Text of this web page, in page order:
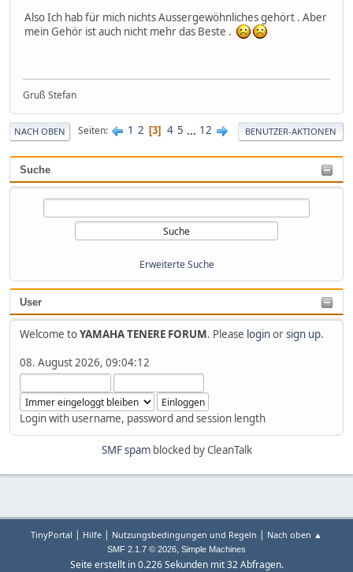
Suche
Erweiterte Suche
User
Welcome toYAMAHA TENERE FORUM. Please loginorsign up.
08. August 2026, 09:04:12
Login with username, password and session length
Also Ich hab für mich nichts Aussergewöhnliches gehört . Aber
mein Gehör ist auch nicht mehr das Beste .
Gruß Stefan
NACH OBEN Seiten 1 2 3 4 5 ... 12 BENUTZER-AKTIONEN
SMF spamblocked by CleanTalk
TinyPortal | Hilfe | Nutzungsbedingungen und Regeln | Nach oben ▲
SMF 2.1.7 © 2026, Simple Machines
Seite erstellt in 0.226 Sekunden mit 32 Abfragen.